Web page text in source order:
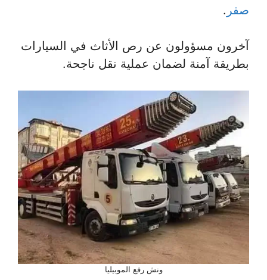
صقر .
آخرون مسؤولون عن رص الأثاث في السيارات
بطريقة آمنة لضمان عملية نقل ناجحة.
ونش رفع الموبيليا